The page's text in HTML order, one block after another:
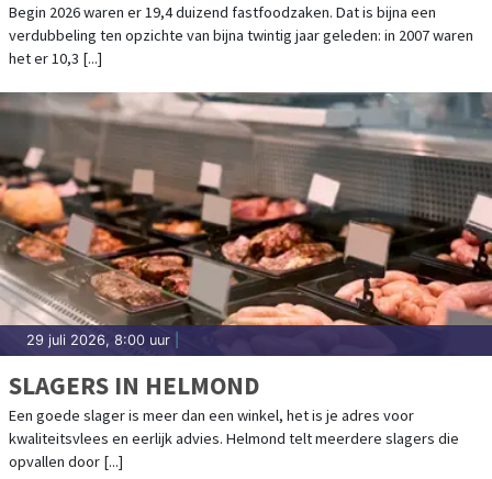
Begin 2026 waren er 19,4 duizend fastfoodzaken. Dat is bijna een
verdubbeling ten opzichte van bijna twintig jaar geleden: in 2007 waren
het er 10,3 [...]
29 juli 2026, 8:00 uur
SLAGERS IN HELMOND
Een goede slager is meer dan een winkel, het is je adres voor
kwaliteitsvlees en eerlijk advies. Helmond telt meerdere slagers die
opvallen door [...]